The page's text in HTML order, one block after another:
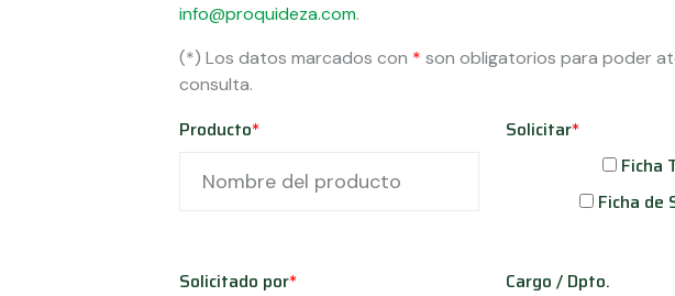
info@proquideza.com.
(*) Los datos marcados con * son obligatorios para poder
consulta.
Producto* Solicitar*
Ficha
Ficha de
Solicitado por* Cargo / Dpto.